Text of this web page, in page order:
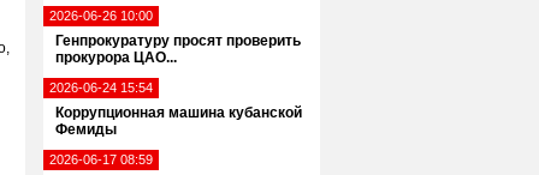
2026-06-26 10:00
Генпрокуратуру просят проверить
прокурора ЦАО...
2026-06-24 15:54
Коррупционная машина кубанской
Фемиды
2026-06-17 08:59